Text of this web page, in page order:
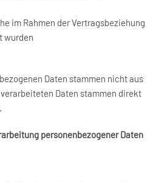
im Rahmen der Vertragsbeziehung
wurden
Daten stammen nicht aus
Daten stammen direkt
personenbezogener Daten